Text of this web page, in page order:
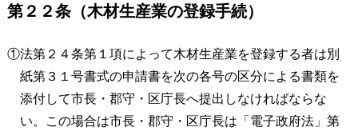
第２２条（木材生産業の登録手続）
①法第２４条第１項によって木材生産業を登録する者は別
紙第３１号書式の申請書を次の各号の区分による書類を
添付して市長・郡守・区庁長へ提出しなければならな
い。この場合は市長・郡守・区庁長は「電子政府法」第